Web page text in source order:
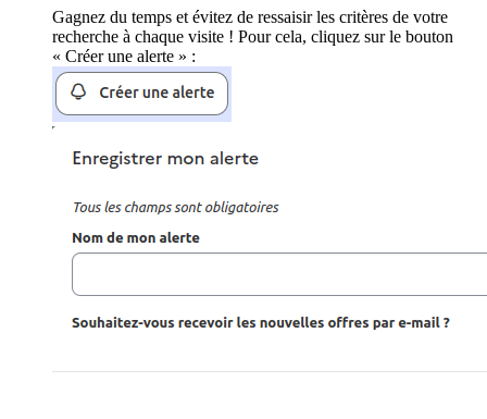
Gagnez du temps et évitez de ressaisir les critères de votre
recherche à chaque visite ! Pour cela, cliquez sur le bouton
« Créer une alerte » :